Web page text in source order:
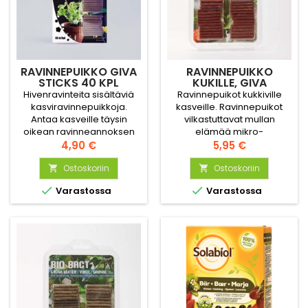
RAVINNEPUIKKO GIVA
STICKS 40 KPL
Hivenravinteita sisältäviä
kasviravinnepuikkoja.
Antaa kasveille täysin
oikean ravinneannoksen
jopa kolmeksi kuukaudeksi.
Puikkoja on helppo käyttää,
ja ravinnetta vapautuu
jokaisella kastelukerralla
eikä juurille synny
palovaurioiden vaaraa.
Hinta
4,90 €
 Ostoskoriin
 Varastossa
RAVINNEPUIKKO
KUKILLE, GIVA
BIOBACT
Ravinnepuikot kukkiville
kasveille. Ravinnepuikot
vilkastuttavat mullan
elämää mikro-
organismeilla, jotka
hajottavat kivennäisaineet
ja orgaaniset ainekset
helposti liukenevaksi
ehtymättömäksi
ravinteeksi. Riittää jopa 60
Hinta
5,95 €
 Ostoskoriin
 Varastossa